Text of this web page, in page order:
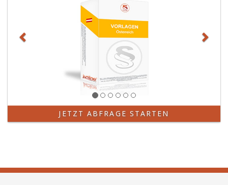
JETZT ABFRAGE STARTEN